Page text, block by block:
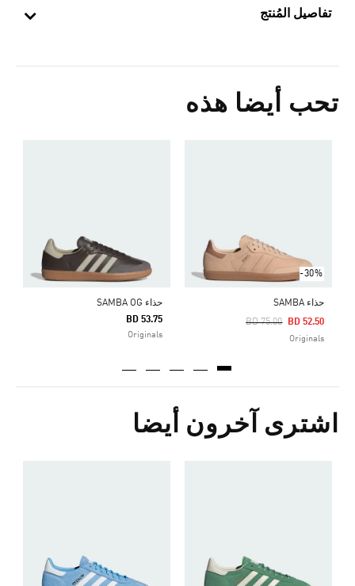
تفاصيل المُنتج
تحب أيضا هذه
-30%
حذاء SAMBA
Price Reduced From
BD 75.00
To BD 52.50
Originals
حذاء SAMBA OG
BD 53.75
Originals
اشترى آخرون أيضا